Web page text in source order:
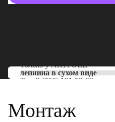
Только уARTPOLE
лепнина в сухом виде
Тел: 8 (800) 101-53-00
Монтаж